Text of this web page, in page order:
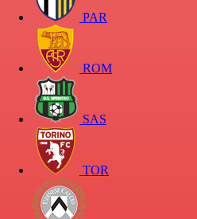
PAR
ROM
SAS
TOR